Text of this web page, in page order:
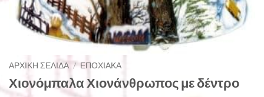
ΑΡΧΙΚΉ ΣΕΛΊΔΑ / ΕΠΟΧΙΑΚΆ
Χιονόμπαλα Χιονάνθρωπος με δέντρο